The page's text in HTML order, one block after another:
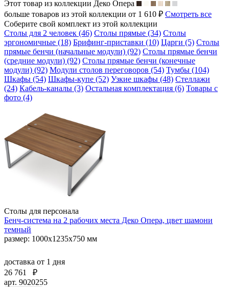
Этот товар из коллекции Деко Опера
больше товаров из этой коллекции от 1 610 ₽ Смотреть все
Соберите свой комплект из этой коллекции
Столы для 2 человек (46) Столы прямые (34) Столы
эргономичные (18) Брифинг-приставки (10) Царги (5) Столы
прямые бенчи (начальные модули) (92) Столы прямые бенчи
(средние модули) (92) Столы прямые бенчи (конечные
модули) (92) Модули столов переговоров (54) Тумбы (104)
Шкафы (54) Шкафы-купе (52) Узкие шкафы (48) Стеллажи
(24) Кабель-каналы (3) Остальная комплектация (6) Товары с
фото (4)
Столы для персонала
Бенч-система на 2 рабочих места Деко Опера, цвет шамони
темный
размер: 1000х1235х750 мм
доставка от 1 дня
26 761
₽
арт. 9020255